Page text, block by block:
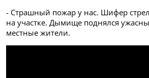
- Страшный пожар у нас. Шифер
на участке. Дымище поднялся
местные жители.